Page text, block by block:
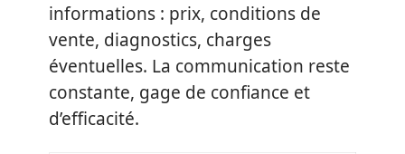
informations : prix, conditions de
vente, diagnostics, charges
éventuelles. La communication reste
constante, gage de confiance et
d’efficacité.